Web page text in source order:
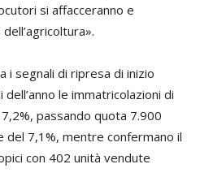
si affacceranno e
i segnali di ripresa di inizio
le immatricolazioni di
passando quota 7.900
7,1%, mentre confermano il
con 402 unità vendute